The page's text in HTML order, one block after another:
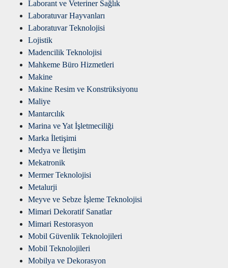
Laborant ve Veteriner Sağlık
Laboratuvar Hayvanları
Laboratuvar Teknolojisi
Lojistik
Madencilik Teknolojisi
Mahkeme Büro Hizmetleri
Makine
Makine Resim ve Konstrüksiyonu
Maliye
Mantarcılık
Marina ve Yat İşletmeciliği
Marka İletişimi
Medya ve İletişim
Mekatronik
Mermer Teknolojisi
Metalurji
Meyve ve Sebze İşleme Teknolojisi
Mimari Dekoratif Sanatlar
Mimari Restorasyon
Mobil Güvenlik Teknolojileri
Mobil Teknolojileri
Mobilya ve Dekorasyon